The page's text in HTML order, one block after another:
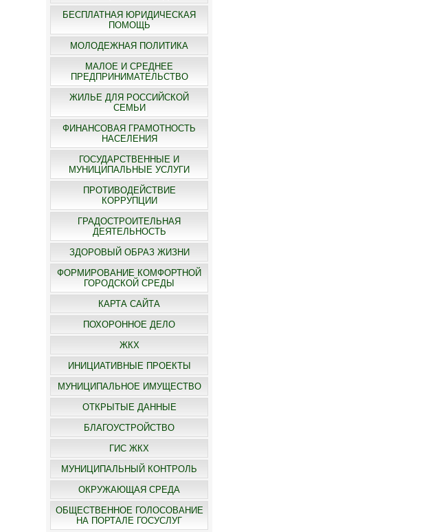
БЕСПЛАТНАЯ ЮРИДИЧЕСКАЯ
ПОМОЩЬ
МОЛОДЕЖНАЯ ПОЛИТИКА
МАЛОЕ И СРЕДНЕЕ
ПРЕДПРИНИМАТЕЛЬСТВО
ЖИЛЬЕ ДЛЯ РОССИЙСКОЙ
СЕМЬИ
ФИНАНСОВАЯ ГРАМОТНОСТЬ
НАСЕЛЕНИЯ
ГОСУДАРСТВЕННЫЕ И
МУНИЦИПАЛЬНЫЕ УСЛУГИ
ПРОТИВОДЕЙСТВИЕ
КОРРУПЦИИ
ГРАДОСТРОИТЕЛЬНАЯ
ДЕЯТЕЛЬНОСТЬ
ЗДОРОВЫЙ ОБРАЗ ЖИЗНИ
ФОРМИРОВАНИЕ КОМФОРТНОЙ
ГОРОДСКОЙ СРЕДЫ
КАРТА САЙТА
ПОХОРОННОЕ ДЕЛО
ЖКХ
ИНИЦИАТИВНЫЕ ПРОЕКТЫ
МУНИЦИПАЛЬНОЕ ИМУЩЕСТВО
ОТКРЫТЫЕ ДАННЫЕ
БЛАГОУСТРОЙСТВО
ГИС ЖКХ
МУНИЦИПАЛЬНЫЙ КОНТРОЛЬ
ОКРУЖАЮЩАЯ СРЕДА
ОБЩЕСТВЕННОЕ ГОЛОСОВАНИЕ
НА ПОРТАЛЕ ГОСУСЛУГ